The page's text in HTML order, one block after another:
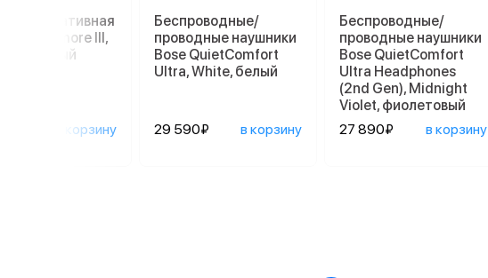
портативная
Stanmore III,
Бежевый
в корзину
Беспроводные/
проводные наушники
Bose QuietComfort
Ultra, White, белый
29 590₽ в корзину
Беспроводные/
проводные наушники
Bose QuietComfort
Ultra Headphones
(2nd Gen), Midnight
Violet, фиолетовый
27 890₽
в корзину